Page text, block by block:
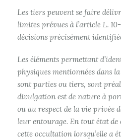
Les tiers peuvent se faire
limites prévues à l’article L.
décisions précisément
Les éléments permettant
physiques mentionnées dans
sont parties ou tiers, sont
divulgation est de nature à
ou au respect de la vie privée
leur entourage. En tout état de
cette occultation lorsqu’elle a